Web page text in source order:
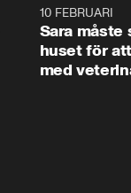
10 FEBRUARI
Sara måste
huset för
med